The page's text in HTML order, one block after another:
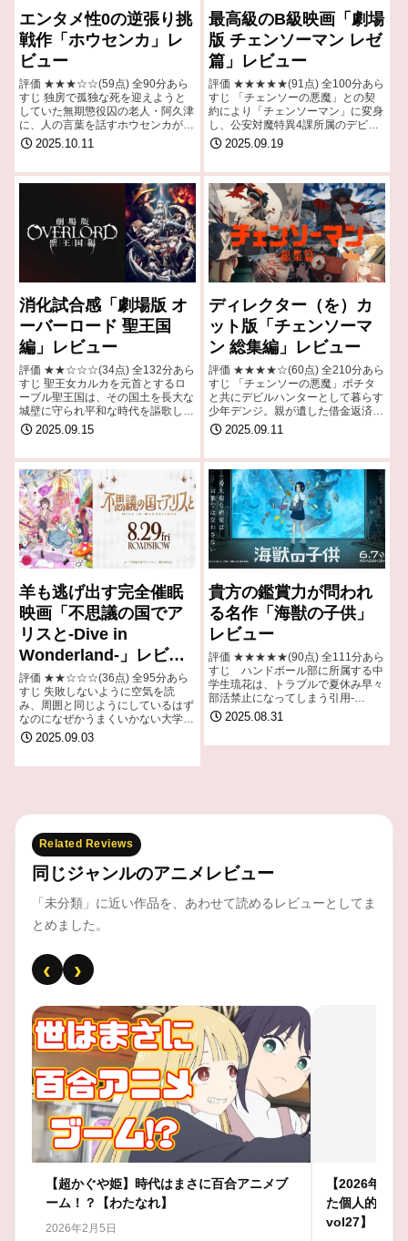
エンタメ性0の逆張り挑
戦作「ホウセンカ」レ
ビュー
評価 ★★★☆☆(59点) 全90分あら
すじ 独房で孤独な死を迎えようと
していた無期懲役囚の老人・阿久津
に、人の言葉を話すホウセンカが声
をかける。 引用- Wikipedia
2025.10.11
最高級のB級映画「劇場
版 チェンソーマン レゼ
篇」レビュー
評価 ★★★★★(91点) 全100分あら
すじ 「チェンソーの悪魔」との契
約により「チェンソーマン」に変身
し、公安対魔特異4課所属のデビル
ハンターとして悪魔たちと戦う少年
デンジ。公安の上司である憧れの女
か、急な…
2025.09.19
消化試合感「劇場版 オ
ーバーロード 聖王国
編」レビュー
評価 ★★☆☆☆(34点) 全132分あら
すじ 聖王女カルカを元首とするロ
ーブル聖王国は、その国土を長大な
城壁に守られ平和な時代を謳歌して
きた。しかし、突如現れた魔皇ヤル
ダバオトと亜人連合軍の侵攻によっ
てしま…
2025.09.15
ディレクター（を）カ
ット版「チェンソーマ
ン 総集編」レビュー
評価 ★★★★☆(60点) 全210分あら
すじ 「チェンソーの悪魔」ポチタ
と共にデビルハンターとして暮らす
少年デンジ。親が遺した借金返済の
ため、貧乏な生活を送る中、裏切り
に遭い殺されてしまう 引用-
2025.09.11
羊も逃げ出す完全催眠
映画「不思議の国でア
リスと-Dive in
Wonderland-」レビュ
ー
評価 ★★☆☆☆(36点) 全95分あら
すじ 失敗しないように空気を読
み、周囲と同じようにしているはず
なのになぜかうまくいかない大学生
の安曇野りせ。人生に迷っていた彼
女は、亡き祖母が遺した招待状に導
2025.09.03
貴方の鑑賞力が問われ
る名作「海獣の子供」
レビュー
評価 ★★★★★(90点) 全111分あら
すじ ハンドボール部に所属する中
学生琉花は、トラブルで夏休み早々
部活禁止になってしまう引用-
Wikipedia
2025.08.31
Related Reviews
同じジャンルのアニメレビュー
「未分類」に近い作品を、あわせて読めるレビューとしてま
とめました。
‹ ›
【超かぐや姫】時代はまさに百合アニメブ
ーム！？【わたなれ】
2026年2月5日
【2026年ア
た個人的アニ
vol27】